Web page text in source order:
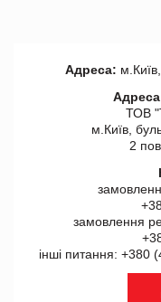
Адреса:
Адреса
ТОВ
м.Київ,
2
замовлення
інші питання: +380